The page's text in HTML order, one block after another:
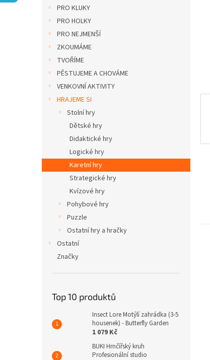
PRO KLUKY
PRO HOLKY
PRO NEJMENŠÍ
ZKOUMÁME
TVOŘÍME
PĚSTUJEME A CHOVÁME
VENKOVNÍ AKTIVITY
HRAJEME SI
Stolní hry
Dětské hry
Didaktické hry
Logické hry
Karetní hry
Strategické hry
Kvízové hry
Pohybové hry
Puzzle
Ostatní hry a hračky
Ostatní
Značky
Top 10 produktů
Insect Lore Motýlí zahrádka (3-5
housenek) - Butterfly Garden
1 079 Kč
BUKI Hrnčířský kruh
Profesionální studio